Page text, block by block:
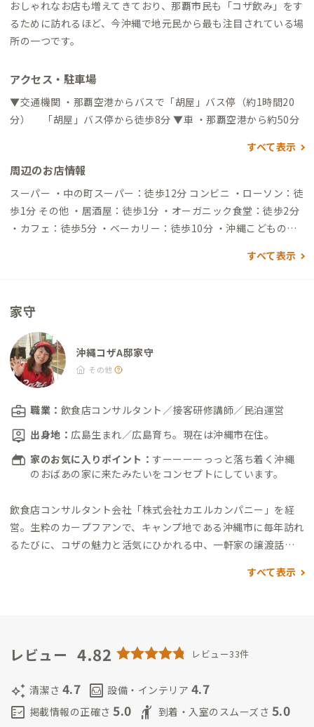
おしゃれなお店も増えてきており、那覇市民も「コザ飲み」をす
るために訪れるほど、今沖縄で地元民から最も注目されている場
所の一つです。
アクセス・駐車場
▼交通機関 ・那覇空港からバスで「胡屋」バス停（約1時間20
分） 「胡屋」バス停から徒歩8分 ▼車 ・那覇空港から約50分
すべて表示
周辺のお店情報
スーパー ・中の町スーパー：徒歩12分 コンビニ ・ローソン：徒
歩1分 その他 ・居酒屋：徒歩1分 ・オーガニック食堂：徒歩2分
・カフェ：徒歩5分 ・ベーカリー：徒歩10分 ・沖縄こどもの
すべて表示
家守
沖縄コザA邸家守
その他
職業： 飲食店コンサルタント／接客研修講師／民泊運営
出身地： 広島生まれ／広島育ち。現在は沖縄市在住。
家のお気に入りポイント： すーーーーっっと落ち着く沖縄
のおばあの家に来たみたいをコンセプトにしています。
飲食店コンサルタント会社「株式会社カエルカンパニー」を経
営。 生粋のカープフアンで、キャンプ地である沖縄市に毎年訪れ
るたびに、コザの魅力と活気にひかれる中、一軒家の譲渡話が
コザの街は、
Mコザでラジオ番組のパーソナリティーもやっています。
「それいけ！コザカープ！」 Radio出演したい方はタイミング合
わせて
金曜日／土曜日に宿泊して貰えたら、ゲスト出演もでき
ます♪通い家守なので、あまりお会いする事はないかもしれませ
すべて表示
レビュー 4.82 レビュー33件
auto_awesome 清潔さ 4.7 living 設備・インテリア 4.7
fact_check 掲載情報の正確さ 5.0 hail 到着・入室のスムーズさ 5.0